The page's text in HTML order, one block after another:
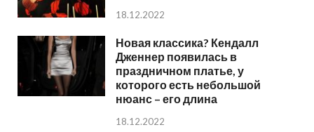
18.12.2022
Новая классика? Кендалл
Дженнер появилась в
праздничном платье, у
которого есть небольшой
нюанс – его длина
18.12.2022